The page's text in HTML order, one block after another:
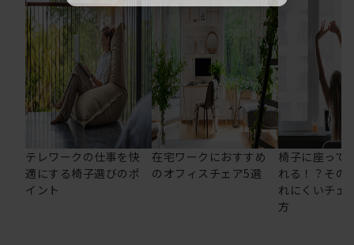
テレワークの仕事を快
適にする椅子選びのポ
イント
在宅ワークにおすすめ
のオフィスチェア5選
椅子に座って
れる！？その
れにくいチェ
方